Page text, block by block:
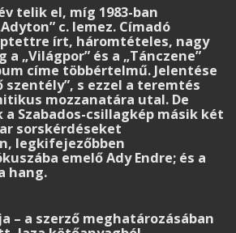
telik el, míg 1983-ban
c. lemez. Címadó
írt, háromtételes, nagy
„Világpor” és a „Tánczene”
címe többértelmű. Jelentése
szentély”, s ezzel a teremtés
mozzanatára utal. De
Szabados-csillagkép másik két
sorskérdéseket
legkifejezőbben
emelő Ady Endre; és a
hang.
– a szerző meghatározásában